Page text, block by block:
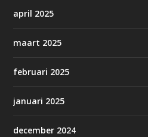
april 2025
maart 2025
februari 2025
januari 2025
december 2024